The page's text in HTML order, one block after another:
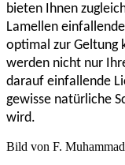
bieten Ihnen
Lamellen
optimal zur Geltung
werden nicht nur
darauf einfallende
gewisse natürliche
wird.
Bild von F.